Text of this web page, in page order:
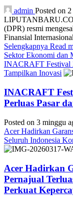
admin Posted on
(DPR) resmi
Finansial
Selengkapnya Read
Sektor Ekonomi dan
INACRAFT Festival
Tampilkan Inovasi
INACRAFT
Perluas Pasar
Posted on 3 minggu
Acer Hadirkan
Seluruh Indonesia
Acer Hadirkan
Pernajual
Perkuat